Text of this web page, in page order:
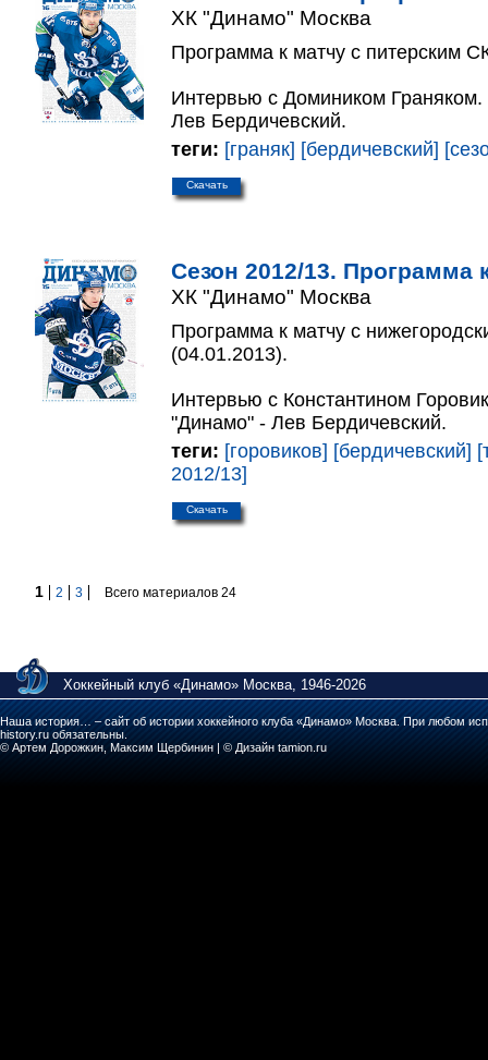
ХК "Динамо" Москва
Программа к матчу с питерским
Интервью с Домиником
Лев Бердичевский.
теги: [граняк] [бердичевский]
Скачать
Сезон 2012/13. Программа
ХК "Динамо" Москва
Программа к матчу с
(04.01.2013).
Интервью с Константином
"Динамо" - Лев Бердичевский.
теги: [горовиков] [бердичевский]
2012/13]
Скачать
1 2 3 Всего материалов 24
Хоккейный клуб «Динамо» Москва, 1946-2026
Наша история… – сайт об истории хоккейного клуба «Динамо» Москва. При любом
history.ru обязательны.
© Артем Дорожкин, Максим Щербинин | © Дизайн tamion.ru